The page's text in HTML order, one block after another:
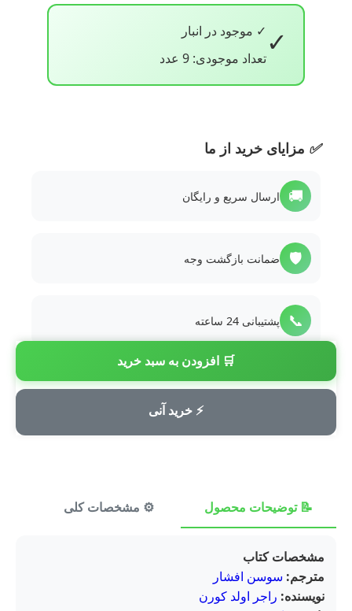
✓ ✓ موجود در انبار
تعداد موجودی: 9 عدد
🛒 افزودن به سبد خرید
⚡ خرید آنی
✅ مزایای خرید از ما
🚚 ارسال سریع و رایگان
🛡️ ضمانت بازگشت وجه
📞 پشتیبانی 24 ساعته
💳 پرداخت امن
📝 توضیحات محصول ⚙️ مشخصات کلی
مشخصات کتاب
مترجم: سوسن افشار
نویسنده: راجر اولد کورن